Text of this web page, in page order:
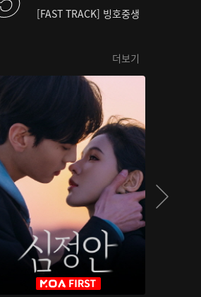
[FAST TRACK] 빙호중생
더보기